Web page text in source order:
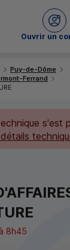
sur le site
Ouvrir undu
Puy-de-Dôme
Ferrand
s'est
8h45